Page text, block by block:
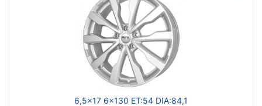
6,5x17 6x130 ET:54 DIA:84,1